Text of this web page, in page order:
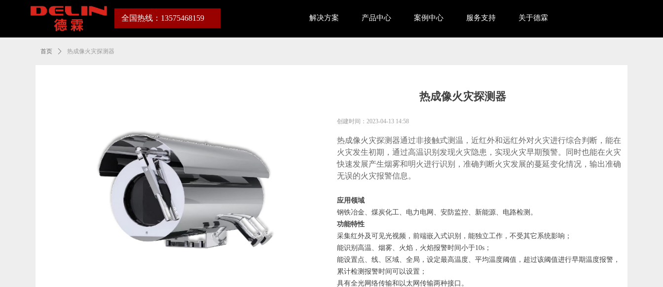
解决方案 产品中心 案例中心 服务支持 关于德霖
全国热线： 13575468159
首页 ꄲ 热成像火灾探测器
热成像火灾探测器
热成像火灾探测器通过非接触式测温，近红外和远红外对火灾进行综合判断，能在
火灾发生初期，通过高温识别发现火灾隐患，实现火灾早期预警。同时也能在火灾
快速发展产生烟雾和明火进行识别，准确判断火灾发展的蔓延变化情况，输出准确
无误的火灾报警信息。
应用领域
钢铁冶金、煤炭化工、电力电网、安防监控、新能源、电路检测。
功能特性
采集红外及可见光视频，前端嵌入式识别，能独立工作，不受其它系统影响；
能识别高温、烟雾、火焰，火焰报警时间小于10s；
能设置点、线、区域、全局，设定最高温度、平均温度阈值，超过该阈值进行早期温度报警，
累计检测报警时间可以设置；
具有全光网络传输和以太网传输两种接口。
创建时间： 2023-04-13 14:58